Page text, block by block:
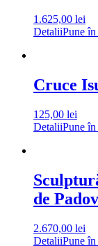
1.625,00 lei
DetaliiPune
Cruce
125,00 lei
DetaliiPune
de
2.670,00 lei
DetaliiPune